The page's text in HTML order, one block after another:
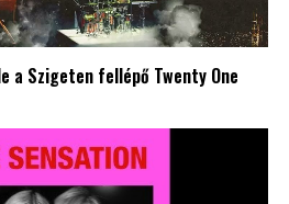
a Szigeten fellépő Twenty One